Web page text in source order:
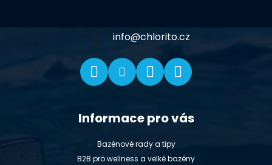
info@chlorito.cz
Informace pro vás
Bazénové rady a tipy
B2B pro wellness a velké bazény